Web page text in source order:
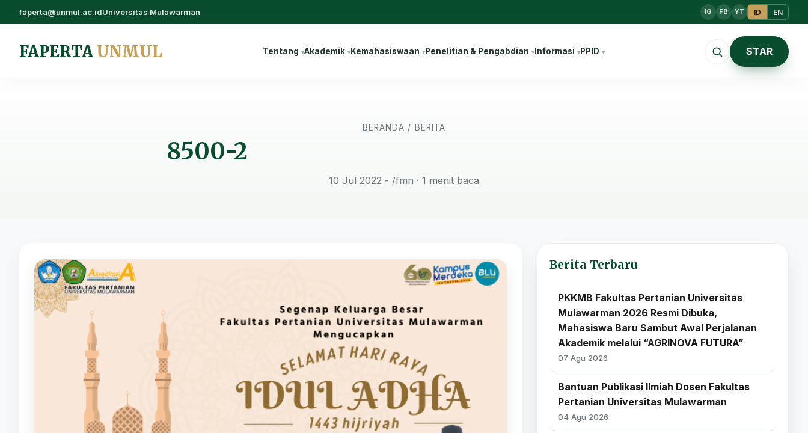
faperta@unmul.ac.idUniversitas Mulawarman IG FB YT ID EN
FAPERTA UNMUL Tentang Akademik Kemahasiswaan Penelitian & Pengabdian Informasi PPID STAR
BERANDA / BERITA
8500-2
10 Jul 2022 - /fmn · 1 menit baca
Berita Terbaru
PKKMB Fakultas Pertanian Universitas
Mulawarman 2026 Resmi Dibuka,
Mahasiswa Baru Sambut Awal Perjalanan
Akademik melalui “AGRINOVA FUTURA”
07 Agu 2026
Bantuan Publikasi Ilmiah Dosen Fakultas
Pertanian Universitas Mulawarman
04 Agu 2026